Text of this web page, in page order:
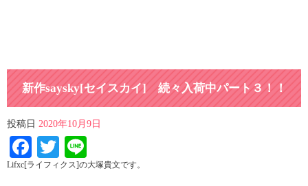
新作saysky[セイスカイ] 続々入荷中パート３！！
投稿日 2020年10月9日
Facebook
Twitter
Lifxc[ライフィクス]の大塚貴文です。